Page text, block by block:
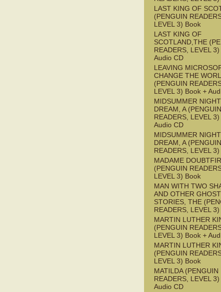
LAST KING OF
(PENGUIN
LEVEL 3) Book
LAST KING OF
SCOTLAND,THE
READERS, LEVEL
Audio CD
LEAVING
CHANGE THE
(PENGUIN
LEVEL 3) Book +
MIDSUMMER
DREAM, A (PENGUIN
READERS, LEVEL
Audio CD
MIDSUMMER
DREAM, A (PENGUIN
READERS, LEVEL
MADAME
(PENGUIN
LEVEL 3) Book
MAN WITH TWO
AND OTHER GHOST
STORIES, THE
READERS, LEVEL
MARTIN LUTHER
(PENGUIN
LEVEL 3) Book +
MARTIN LUTHER
(PENGUIN
LEVEL 3) Book
MATILDA (PENGUIN
READERS, LEVEL
Audio CD